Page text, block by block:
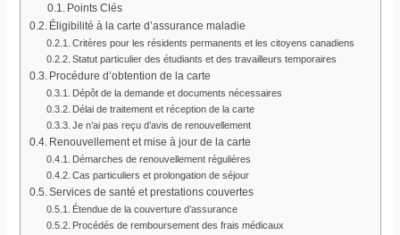
Points Clés
Éligibilité à la carte d’assurance maladie
Critères pour les résidents permanents et les citoyens canadiens
Statut particulier des étudiants et des travailleurs temporaires
Procédure d’obtention de la carte
Dépôt de la demande et documents nécessaires
Délai de traitement et réception de la carte
Je n’ai pas reçu d’avis de renouvellement
Renouvellement et mise à jour de la carte
Démarches de renouvellement régulières
Cas particuliers et prolongation de séjour
Services de santé et prestations couvertes
Étendue de la couverture d’assurance
Procédés de remboursement des frais médicaux